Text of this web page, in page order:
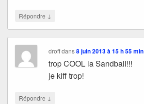
Répondre ↓
droffdans8 juin 2013 à 15 h 55 min
trop COOL la Sandball!!!
je kiff trop!
Répondre ↓